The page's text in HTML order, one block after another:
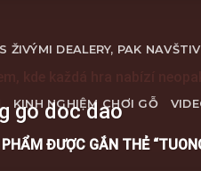
ŽIVÝMI DEALERY, PAK
KINH NGHIỆM CHƠI GỖ
go doc dao
ĐƯỢC GẮN THẺ